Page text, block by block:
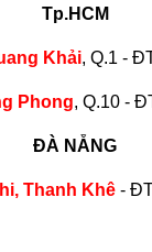
Tp.HCM
Khải, Q.1 -
Phong, Q.10 -
ĐÀ NẴNG
Thanh Khê -